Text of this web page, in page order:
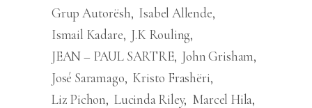
Grup Autorësh Isabel Allende
Ismail Kadare J.K Rouling
JEAN – PAUL SARTRE John Grisham
José Saramago Kristo Frashëri
Liz Pichon Lucinda Riley Marcel Hila